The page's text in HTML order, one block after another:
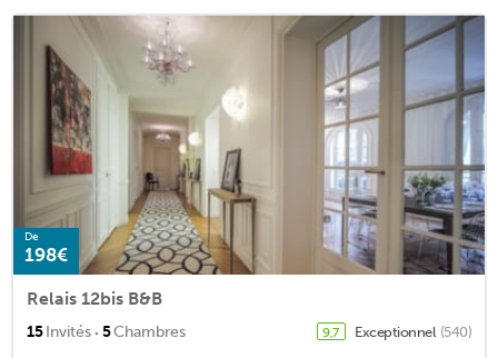
De
198€
Relais 12bis B&B
15Invités · 5Chambres 9,7 Exceptionnel (540)